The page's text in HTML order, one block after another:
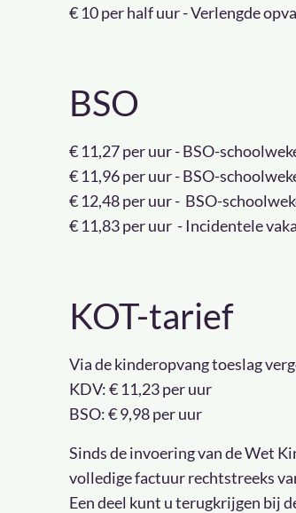
€ 10 per half uur - Verlengde
BSO
€ 11,27 per uur - BSO-
€ 11,96 per uur - BSO-
€ 12,48 per uur - BSO-
€ 11,83 per uur - Incidentele
KOT-tarief
Via de kinderopvang toeslag
KDV: € 11,23 per uur
BSO: € 9,98 per uur
Sinds de invoering van de Wet
volledige factuur rechtstreeks
Een deel kunt u terugkrijgen bij